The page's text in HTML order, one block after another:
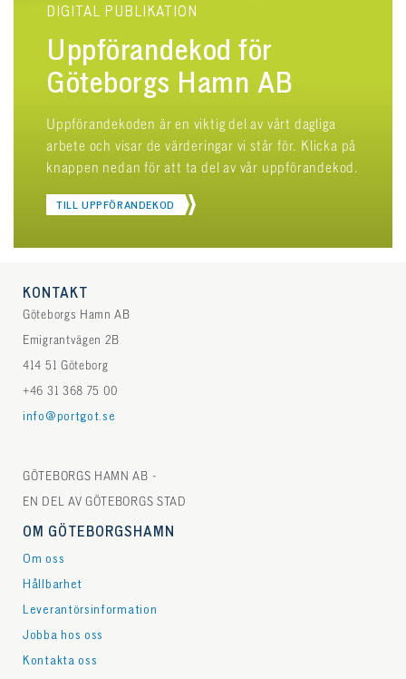
DIGITAL PUBLIKATION
Uppförandekod för
Göteborgs Hamn AB
Uppförandekoden är en viktig del av vårt dagliga
arbete och visar de värderingar vi står för. Klicka på
knappen nedan för att ta del av vår uppförandekod.
TILL UPPFÖRANDEKOD
KONTAKT
Göteborgs Hamn AB
Emigrantvägen 2B
414 51 Göteborg
+46 31 368 75 00
info@portgot.se
GÖTEBORGS HAMN AB -
EN DEL AV GÖTEBORGS STAD
OM GÖTEBORGSHAMN
Om oss
Hållbarhet
Leverantörsinformation
Jobba hos oss
Kontakta oss